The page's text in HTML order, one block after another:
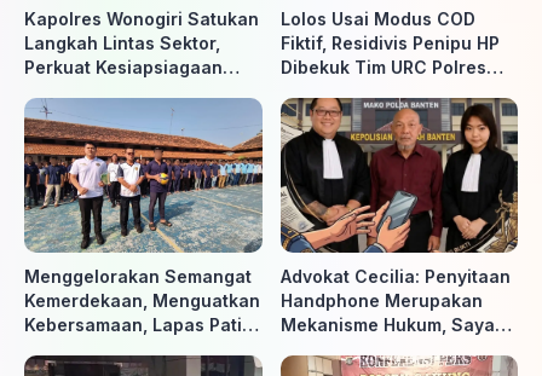
Kapolres Wonogiri Satukan
Langkah Lintas Sektor,
Perkuat Kesiapsiagaan
Lolos Usai Modus COD
Fiktif, Residivis Penipu HP
Dibekuk Tim URC Polres
Menggelorakan Semangat
Kemerdekaan, Menguatkan
Kebersamaan, Lapas Pati
Advokat Cecilia: Penyitaan
Handphone Merupakan
Mekanisme Hukum, Saya